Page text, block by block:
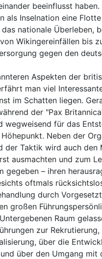
beeinflusst
als Inselnation eine
nationale Überleben,
Wikingereinfällen bis
gegen den
Aspekten der
man viel
im Schatten liegen.
der "Pax
wegweisend für das
Neben der
der Taktik wird auch den
ausmachten und zum
gegeben – ihren
oftmals
durch
großen
Raum
zur Rekrutierung,
über die
über den Umgang mit